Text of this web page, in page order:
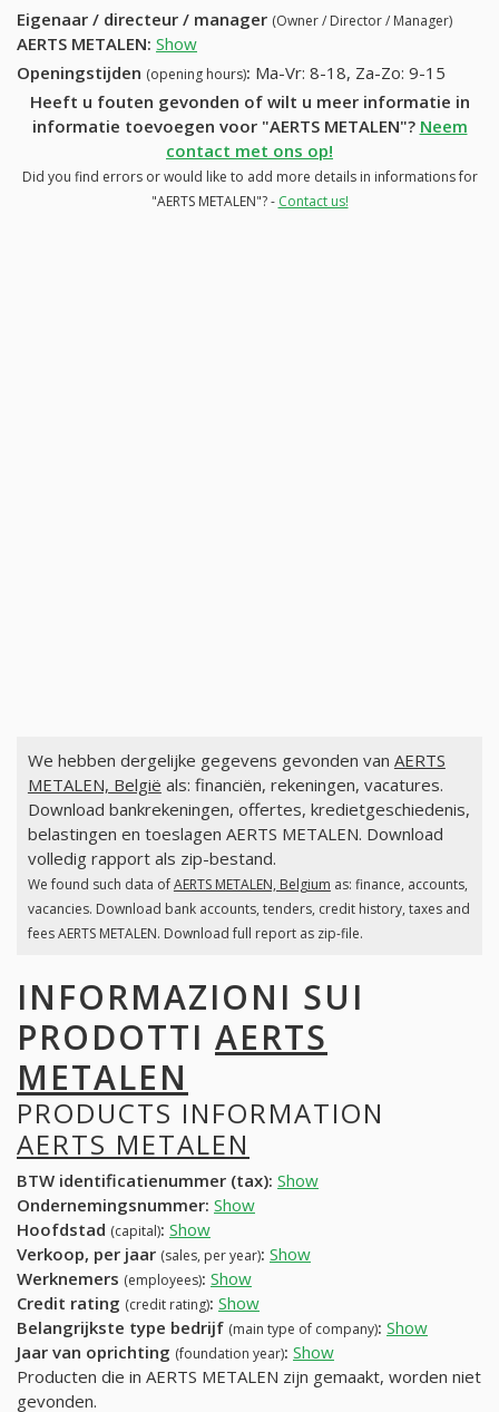
Eigenaar / directeur / manager (Owner / Director / Manager)
AERTS METALEN: Show
Openingstijden (opening hours): Ma-Vr: 8-18, Za-Zo: 9-15
Heeft u fouten gevonden of wilt u meer informatie in
informatie toevoegen voor "AERTS METALEN"? Neem
contact met ons op!
Did you find errors or would like to add more details in informations for
"AERTS METALEN"? - Contact us!
We hebben dergelijke gegevens gevonden van AERTS
METALEN, België als: financiën, rekeningen, vacatures.
Download bankrekeningen, offertes, kredietgeschiedenis,
belastingen en toeslagen AERTS METALEN. Download
volledig rapport als zip-bestand.
We found such data ofAERTS METALEN, Belgium as: finance, accounts,
vacancies. Download bank accounts, tenders, credit history, taxes and
fees AERTS METALEN. Download full report as zip-file.
INFORMAZIONI SUI
PRODOTTI AERTS
METALEN
PRODUCTS INFORMATION
AERTS METALEN
BTW identificatienummer (tax): Show
Ondernemingsnummer: Show
Hoofdstad (capital): Show
Verkoop, per jaar (sales, per year): Show
Werknemers (employees): Show
Credit rating (credit rating): Show
Belangrijkste type bedrijf (main type of company): Show
Jaar van oprichting (foundation year): Show
Producten die in AERTS METALEN zijn gemaakt, worden niet
gevonden.